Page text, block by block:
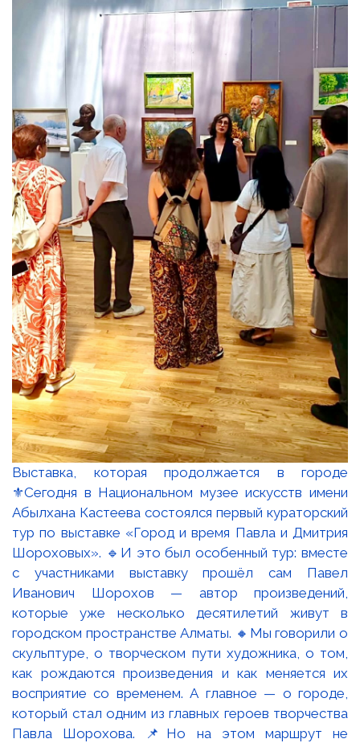
Выставка, которая продолжается в городе
⚜️Сегодня в Национальном музее искусств имени
Абылхана Кастеева состоялся первый кураторский
тур по выставке «Город и время Павла и Дмитрия
Шороховых». 🔹И это был особенный тур: вместе
с участниками выставку прошёл сам Павел
Иванович Шорохов — автор произведений,
которые уже несколько десятилетий живут в
городском пространстве Алматы. 🔸Мы говорили о
скульптуре, о творческом пути художника, о том,
как рождаются произведения и как меняется их
восприятие со временем. А главное — о городе,
который стал одним из главных героев творчества
Павла Шорохова. 📌Но на этом маршрут не